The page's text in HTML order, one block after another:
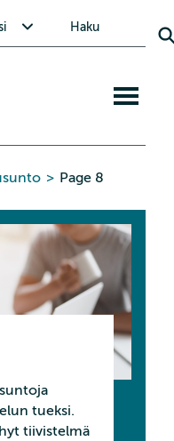
Haku
> Page 8
tueksi.
tiivistelmä